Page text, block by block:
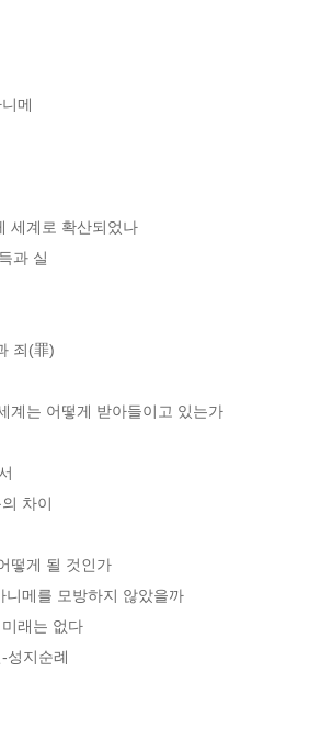
메
세계로 확산되었나
과 실
죄(罪)
계는 어떻게 받아들이고 있는가
차이
떻게 될 것인가
니메를 모방하지 않았을까
래는 없다
성지순례